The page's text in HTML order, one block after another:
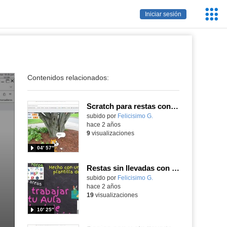
Iniciar sesión
Contenidos relacionados:
Scratch para restas con o sin llevadas.
Contenido educativo.
subido por Felicisimo G.
04′ 57″
hace 2 años
9visualizaciones
Restas sin llevadas con Scratch
Contenido educativo.
subido por Felicisimo G.
10′ 25″
hace 2 años
19visualizaciones